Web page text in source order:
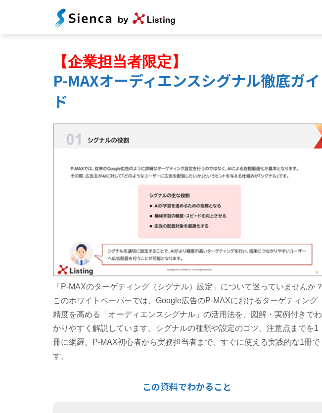
【企業担当者限定】
P-MAXオーディエンスシグナル徹底ガイ
ド
「P-MAXのターゲティング（シグナル）設定」について迷っていませんか？
このホワイトペーパーでは、Google広告のP-MAXにおけるターゲティング
精度を高める「オーディエンスシグナル」の活用法を、図解・実例付きでわ
かりやすく解説しています。シグナルの種類や設定のコツ、注意点までを1
冊に網羅。P-MAX初心者から実務担当者まで、すぐに使える実践的な1冊で
す。
この資料でわかること